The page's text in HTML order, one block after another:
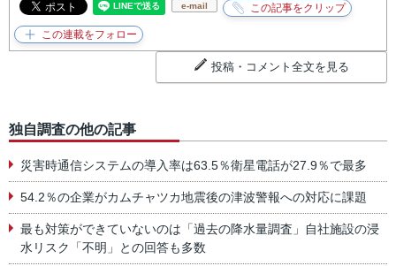
e-mail
投稿・コメント全文を見る
独自調査の他の記事
災害時通信システムの導入率は63.5％衛星電話が27.9％で最多
54.2％の企業がカムチャツカ地震後の津波警報への対応に課題
最も対策ができていないのは「過去の降水量調査」自社施設の浸
水リスク「不明」との回答も多数